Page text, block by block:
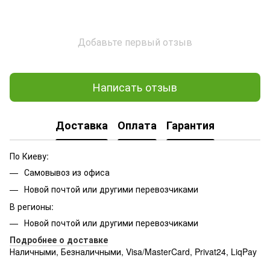
Добавьте первый отзыв
Написать отзыв
Доставка Оплата Гарантия
По Киеву:
Самовывоз из офиса
Новой почтой или другими перевозчиками
В регионы:
Новой почтой или другими перевозчиками
Подробнее о доставке
Наличными, Безналичными, Visa/MasterCard, Privat24, LiqPay